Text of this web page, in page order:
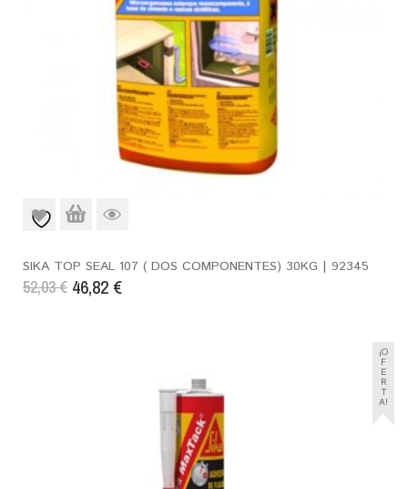
SIKA TOP SEAL 107 ( DOS COMPONENTES) 30KG | 92345
52,03€ 46,82 €
¡O
F
E
R
T
A!